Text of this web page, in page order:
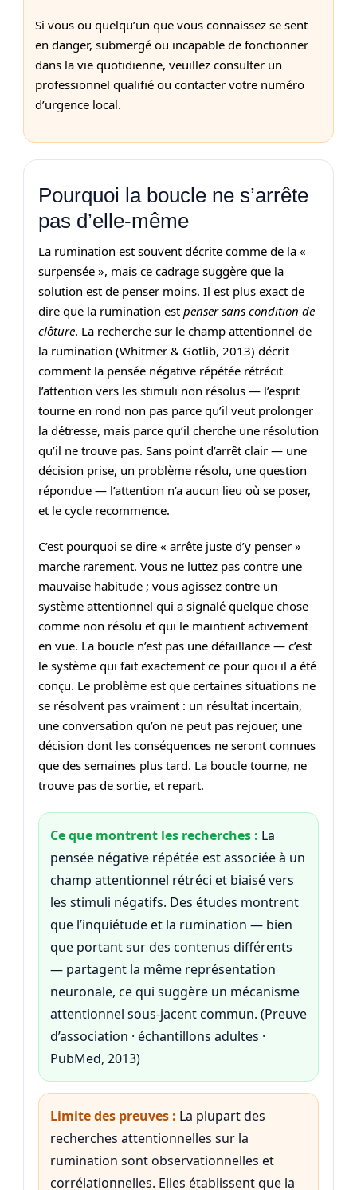
Si vous ou quelqu’un que vous connaissez se sent
en danger, submergé ou incapable de fonctionner
dans la vie quotidienne, veuillez consulter un
professionnel qualifié ou contacter votre numéro
d’urgence local.
Pourquoi la boucle ne s’arrête
pas d’elle‑même
La rumination est souvent décrite comme de la «
surpensée », mais ce cadrage suggère que la
solution est de penser moins. Il est plus exact de
dire que la rumination est penser sans condition de
clôture. La recherche sur le champ attentionnel de
la rumination (Whitmer & Gotlib, 2013) décrit
comment la pensée négative répétée rétrécit
l’attention vers les stimuli non résolus — l’esprit
tourne en rond non pas parce qu’il veut prolonger
la détresse, mais parce qu’il cherche une résolution
qu’il ne trouve pas. Sans point d’arrêt clair — une
décision prise, un problème résolu, une question
répondue — l’attention n’a aucun lieu où se poser,
et le cycle recommence.
C’est pourquoi se dire « arrête juste d’y penser »
marche rarement. Vous ne luttez pas contre une
mauvaise habitude ; vous agissez contre un
système attentionnel qui a signalé quelque chose
comme non résolu et qui le maintient activement
en vue. La boucle n’est pas une défaillance — c’est
le système qui fait exactement ce pour quoi il a été
conçu. Le problème est que certaines situations ne
se résolvent pas vraiment : un résultat incertain,
une conversation qu’on ne peut pas rejouer, une
décision dont les conséquences ne seront connues
que des semaines plus tard. La boucle tourne, ne
trouve pas de sortie, et repart.
Ce que montrent les recherches : La
pensée négative répétée est associée à un
champ attentionnel rétréci et biaisé vers
les stimuli négatifs. Des études montrent
que l’inquiétude et la rumination — bien
que portant sur des contenus différents
— partagent la même représentation
neuronale, ce qui suggère un mécanisme
attentionnel sous-jacent commun. (Preuve
d’association · échantillons adultes ·
PubMed, 2013)
Limite des preuves : La plupart des
recherches attentionnelles sur la
rumination sont observationnelles et
corrélationnelles. Elles établissent que la